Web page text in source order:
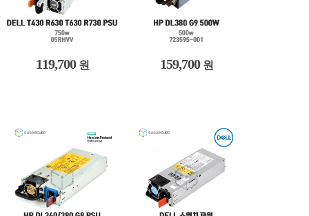
119,700 원 159,700 원